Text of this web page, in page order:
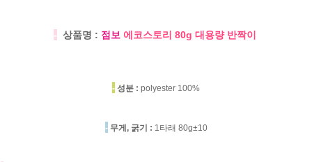
- 상품명 : 점보 에코스토리 80g 대용량 반짝이
- 성분 : polyester 100%
- 무게, 굵기 : 1타래 80g±10